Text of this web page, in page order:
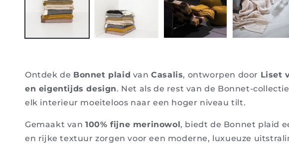
modale
Ontdek de Bonnet plaid vanCasalis, ontworpen door Liset
en eigentijds design. Net als de rest van de Bonnet-
elk interieur moeiteloos naar een hoger niveau tilt.
Gemaakt van100% fijne merinowol, biedt de Bonnet plaid
en rijke textuur zorgen voor een moderne, luxueuze